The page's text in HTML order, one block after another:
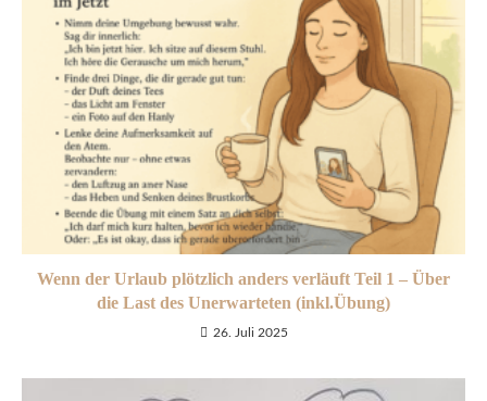
Wenn der Urlaub plötzlich anders verläuft Teil 1 – Über
die Last des Unerwarteten (inkl.Übung)
26. Juli 2025